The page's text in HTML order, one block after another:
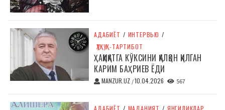
АДАБИЁТ / ИНТЕРВЬЮ /
ҲУҚУҚ-ТАРТИБОТ
ҲАҚИҚАТГА КЎКСИНИ ҚАЛҚОН ҚИЛГАН
КАРИМ БАҲРИЕВ ЁДИ
MANZUR.UZ /10.04.2026 567